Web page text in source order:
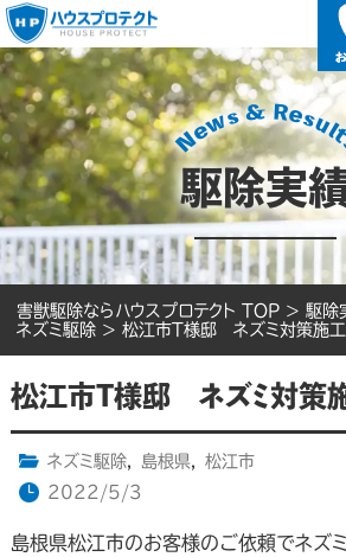
駆除実
害獣駆除ならハウスプロテクト TOP > 駆除
ネズミ駆除 > 松江市T様邸 ネズミ対策施工
松江市T様邸 ネズミ対策
ネズミ駆除, 島根県,
松江市
2022/5/3
島根県松江市のお客様のご依頼でネズ